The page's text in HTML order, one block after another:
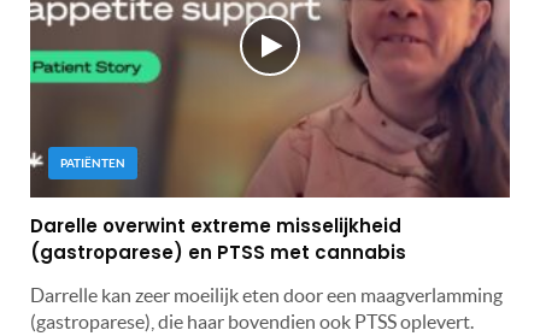
PATIËNTEN
Darelle overwint extreme misselijkheid
(gastroparese) en PTSS met cannabis
Darrelle kan zeer moeilijk eten door een maagverlamming
(gastroparese), die haar bovendien ook PTSS oplevert.